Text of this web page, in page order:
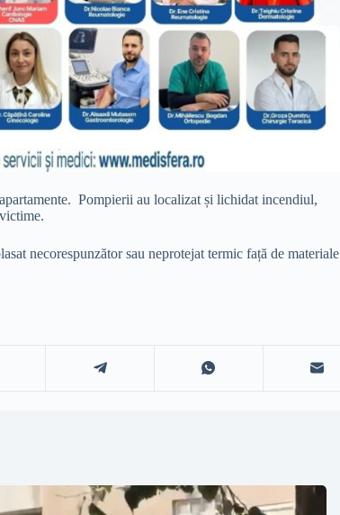
Pompierii au localizat și lichidat incendiul,
necorespunzător sau neprotejat termic față de materiale